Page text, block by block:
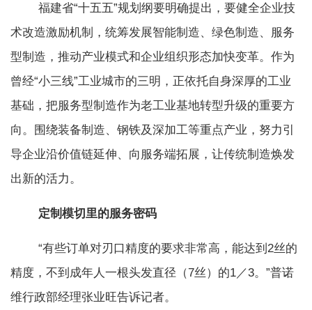
福建省“十五五”规划纲要明确提出，要健全企业技
术改造激励机制，统筹发展智能制造、绿色制造、服务
型制造，推动产业模式和企业组织形态加快变革。作为
曾经“小三线”工业城市的三明，正依托自身深厚的工业
基础，把服务型制造作为老工业基地转型升级的重要方
向。围绕装备制造、钢铁及深加工等重点产业，努力引
导企业沿价值链延伸、向服务端拓展，让传统制造焕发
出新的活力。
定制模切里的服务密码
“有些订单对刃口精度的要求非常高，能达到2丝的
精度，不到成年人一根头发直径（7丝）的1／3。”普诺
维行政部经理张业旺告诉记者。